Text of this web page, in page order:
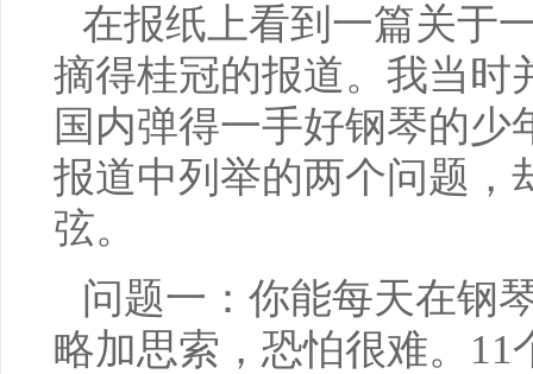
在报纸上看到一篇关于
摘得桂冠的报道。我当时
国内弹得一手好钢琴的
报道中列举的两个问题，
弦。
问题一：你能每天在钢
略加思索，恐怕很难。11